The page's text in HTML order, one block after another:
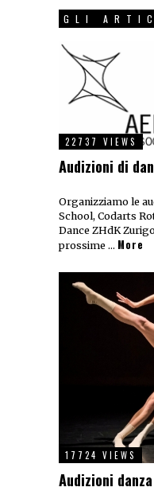
GLI
22737 VIEWS
Audizioni di
Organizziamo le
School, Codarts
Dance ZHdK
prossime … More
17724 VIEWS
Audizioni